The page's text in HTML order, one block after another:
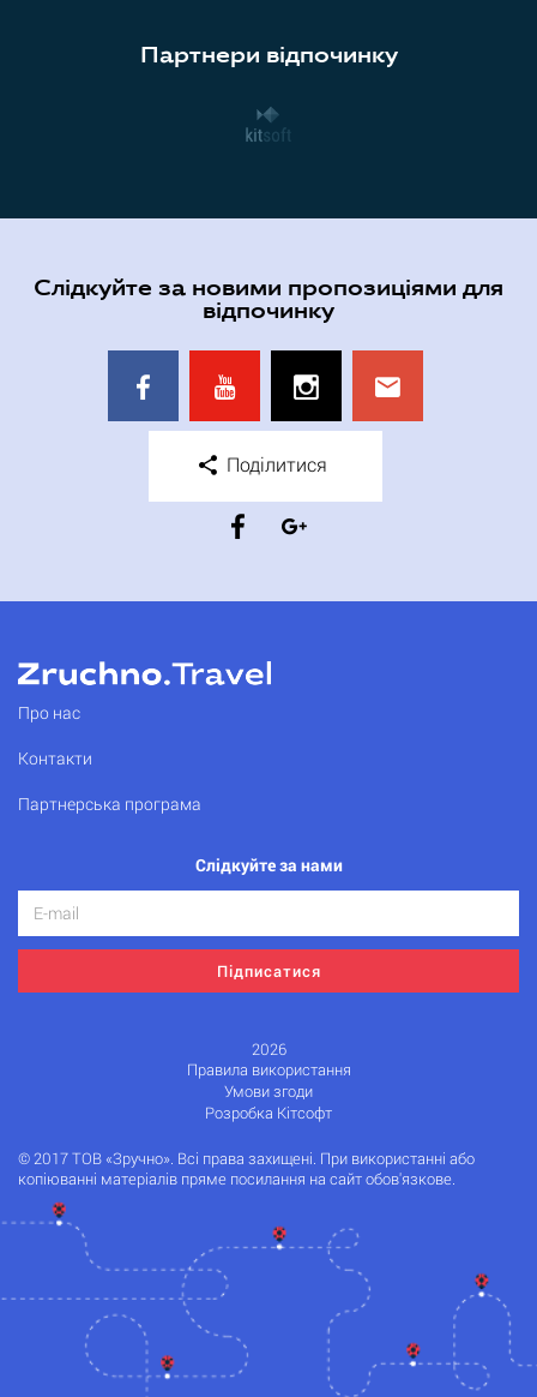
Партнери відпочинку
Слідкуйте за новими пропозиціями для
відпочинку
Поділитися
Про нас
Контакти
Партнерська програма
Слідкуйте за нами
Підписатися
2026
Правила використання
Умови згоди
Розробка Кітсофт
© 2017 ТОВ «Зручно». Всі права захищені. При використанні або
копіюванні матеріалів пряме посилання на сайт обов'язкове.